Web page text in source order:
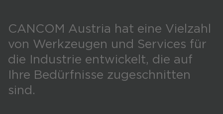
CANCOM Austria hat eine Vielzahl
von Werkzeugen und Services für
die Industrie entwickelt, die auf
Ihre Bedürfnisse zugeschnitten
sind.